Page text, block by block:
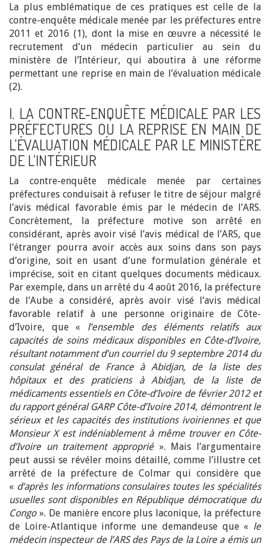
La plus emblématique de ces pratiques est celle de la
contre-enquête médicale menée par les préfectures entre
2011 et 2016 (1), dont la mise en œuvre a nécessité le
recrutement d’un médecin particulier au sein du
ministère de l’Intérieur, qui aboutira à une réforme
permettant une reprise en main de l’évaluation médicale
(2).
I. LA CONTRE-ENQUÊTE MÉDICALE PAR LES
PRÉFECTURES OU LA REPRISE EN MAIN DE
L’ÉVALUATION MÉDICALE PAR LE MINISTÈRE
DE L’INTÉRIEUR
La contre-enquête médicale menée par certaines
préfectures conduisait à refuser le titre de séjour malgré
l’avis médical favorable émis par le médecin de l’ARS.
Concrètement, la préfecture motive son arrêté en
considérant, après avoir visé l’avis médical de l’ARS, que
l’étranger pourra avoir accès aux soins dans son pays
d’origine, soit en usant d’une formulation générale et
imprécise, soit en citant quelques documents médicaux.
Par exemple, dans un arrêté du 4 août 2016, la préfecture
de l’Aube a considéré, après avoir visé l’avis médical
favorable relatif à une personne originaire de Côte-
d’Ivoire, que « l’ensemble des éléments relatifs aux
capacités de soins médicaux disponibles en Côte-d’Ivoire,
résultant notamment d’un courriel du 9 septembre 2014 du
consulat général de France à Abidjan, de la liste des
hôpitaux et des praticiens à Abidjan, de la liste de
médicaments essentiels en Côte-d’Ivoire de février 2012 et
du rapport général GARP Côte-d’Ivoire 2014, démontrent le
sérieux et les capacités des institutions ivoiriennes et que
Monsieur X est indéniablement à même trouver en Côte-
d’Ivoire un traitement approprié». Mais l’argumentaire
peut aussi se révéler moins détaillé, comme l’illustre cet
arrêté de la préfecture de Colmar qui considère que
« d’après les informations consulaires toutes les spécialités
usuelles sont disponibles en République démocratique du
Congo». De manière encore plus laconique, la préfecture
de Loire-Atlantique informe une demandeuse que « le
médecin inspecteur de l’ARS des Pays de la Loire a émis un